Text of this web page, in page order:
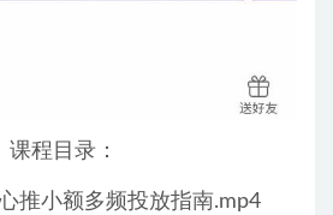
课程目录：
推小额多频投放指南.mp4